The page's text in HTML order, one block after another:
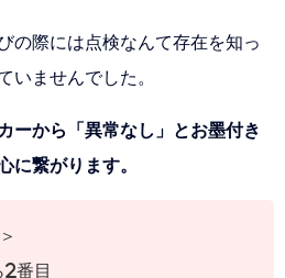
の際には点検なんて存在を知っ
いませんでした。
ーから「異常なし」とお墨付き
に繋がります。
2番目